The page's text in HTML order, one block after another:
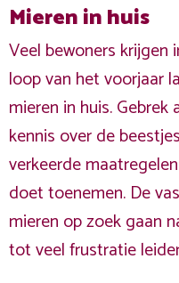
Mieren in huis
Veel bewoners krijgen
loop van het voorjaar
mieren in huis. Gebrek
kennis over de
verkeerde
doet toenemen. De
mieren op zoek gaan
tot veel frustratie